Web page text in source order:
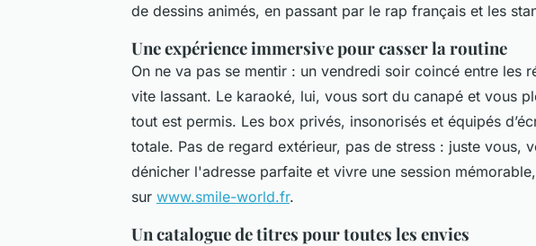
de dessins animés, en passant par le rap français et les
Une expérience immersive pour casser la routine
On ne va pas se mentir : un vendredi soir coincé entre les
vite lassant. Le karaoké, lui, vous sort du canapé et vous
tout est permis. Les box privés, insonorisés et équipés
totale. Pas de regard extérieur, pas de stress : juste vous,
dénicher l'adresse parfaite et vivre une session
sur www.smile-world.fr.
Un catalogue de titres pour toutes les envies